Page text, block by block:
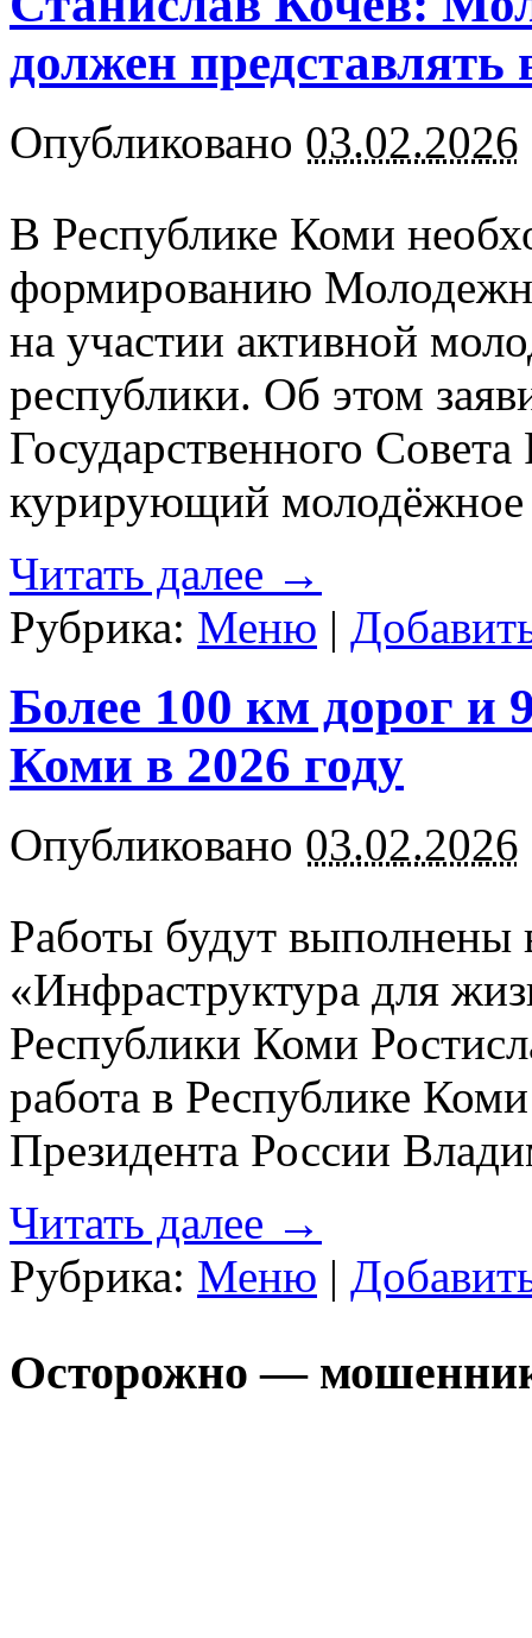
должен
Опубликовано 03.02.2026
В Республике Коми
формированию
на участии активной
республики. Об этом
Государственного
курирующий молодёжное
Читать далее →
Рубрика: Меню |
Более 100 км дорог и
Коми в 2026 году
Опубликовано 03.02.2026
Работы будут выполнены
«Инфраструктура для
Республики Коми
работа в Республике
Президента России
Читать далее →
Рубрика: Меню |
Осторожно —